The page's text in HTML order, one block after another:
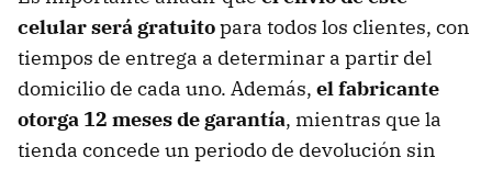
celular será gratuitopara todos los clientes, con
tiempos de entrega a determinar a partir del
domicilio de cada uno. Además, el fabricante
otorga 12 meses de garantía, mientras que la
tienda concede un periodo de devolución sin